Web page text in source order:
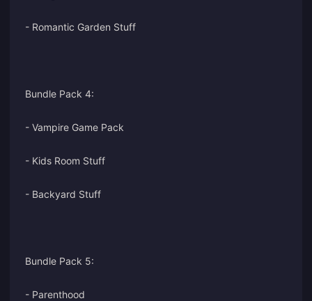
- Romantic Garden Stuff
Bundle Pack 4:
- Vampire Game Pack
- Kids Room Stuff
- Backyard Stuff
Bundle Pack 5:
- Parenthood